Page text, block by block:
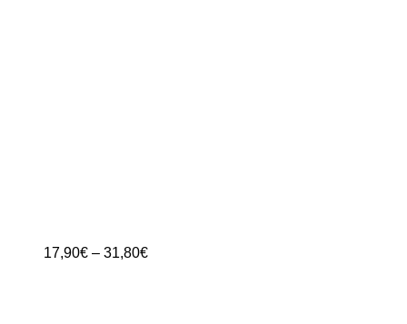
17,90€ – 31,80€Preisspanne: